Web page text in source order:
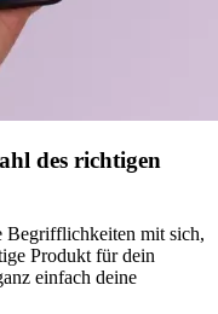
des richtigen
Begrifflichkeiten mit sich,
Produkt für dein
einfach deine